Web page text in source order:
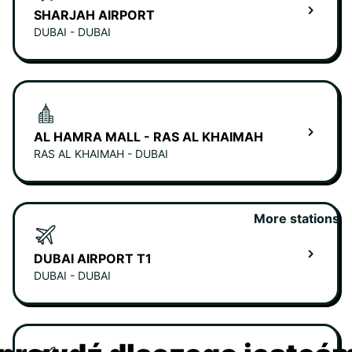
SHARJAH AIRPORT
DUBAI - DUBAI
AL HAMRA MALL - RAS AL KHAIMAH
RAS AL KHAIMAH - DUBAI
DUBAI AIRPORT T1
DUBAI - DUBAI
More stations